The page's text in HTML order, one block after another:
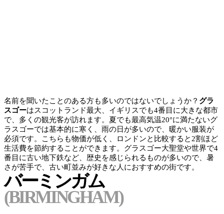
名前を聞いたことのある方も多いのではないでしょうか？ グラ
スゴーはスコットランド最大、イギリスでも4番目に大きな都市
で、多くの観光客が訪れます。夏でも最高気温20°に満たないグ
ラスゴーでは基本的に寒く、雨の日が多いので、暖かい服装が
必須です。こちらも物価が低く、ロンドンと比較すると2割ほど
生活費を節約することができます。グラスゴー大聖堂や世界で4
番目に古い地下鉄など、歴史を感じられるものが多いので、 暑
さが苦手で、古い町並みが好きな人 におすすめの街です。
バーミンガム
(BIRMINGHAM)